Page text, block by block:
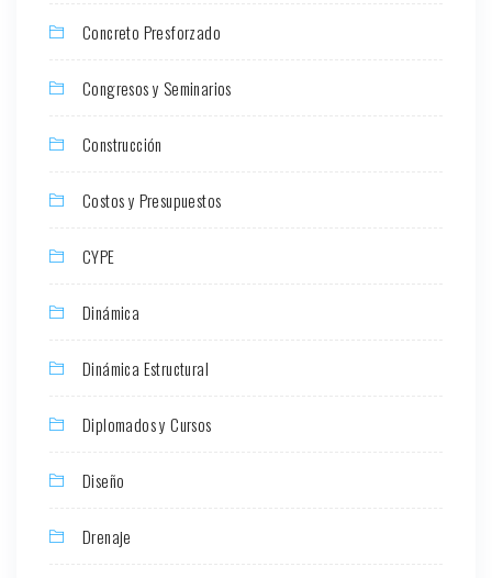
Concreto Presforzado
Congresos y Seminarios
Construcción
Costos y Presupuestos
CYPE
Dinámica
Dinámica Estructural
Diplomados y Cursos
Diseño
Drenaje